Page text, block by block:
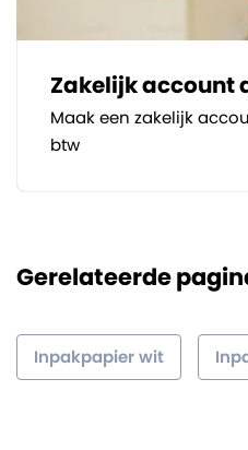
Zakelijk account
Maak een zakelijk
btw
Gerelateerde
Inpakpapier wit